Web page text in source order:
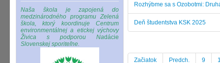
Naša škola je zapojená do
medzinárodného programu Zelená
škola, ktorý koordinuje Centrum
environmentálnej a etickej výchovy
Živica s podporou Nadácie
Slovenskej sporiteľne.
Rozhýbme sa s Ozobotmi:
Deň študentstva KSK 2025
Začiatok Predch. 9